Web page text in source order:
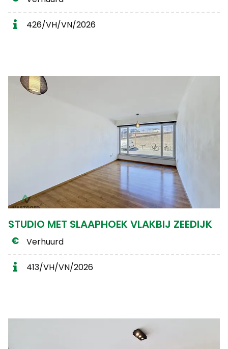
426/VH/VN/2026
STUDIO MET SLAAPHOEK VLAKBIJ ZEEDIJK
Verhuurd
413/VH/VN/2026